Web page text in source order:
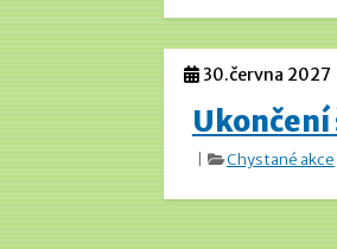
30.června 2027
Chystané akce